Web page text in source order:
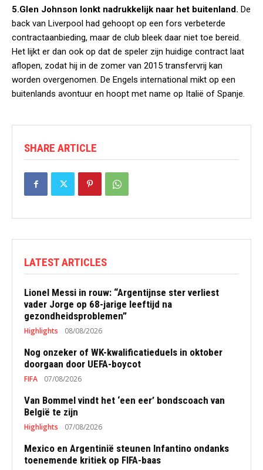
5.Glen Johnson lonkt nadrukkelijk naar het buitenland. De
back van Liverpool had gehoopt op een fors verbeterde
contractaanbieding, maar de club bleek daar niet toe bereid.
Het lijkt er dan ook op dat de speler zijn huidige contract laat
aflopen, zodat hij in de zomer van 2015 transfervrij kan
worden overgenomen. De Engels international mikt op een
buitenlands avontuur en hoopt met name op Italië of Spanje.
SHARE ARTICLE
LATEST ARTICLES
Lionel Messi in rouw: “Argentijnse ster verliest
vader Jorge op 68-jarige leeftijd na
gezondheidsproblemen”
Highlights 08/08/2026
Nog onzeker of WK-kwalificatieduels in oktober
doorgaan door UEFA-boycot
FIFA 07/08/2026
Van Bommel vindt het ‘een eer’ bondscoach van
België te zijn
Highlights 07/08/2026
Mexico en Argentinië steunen Infantino ondanks
toenemende kritiek op FIFA-baas